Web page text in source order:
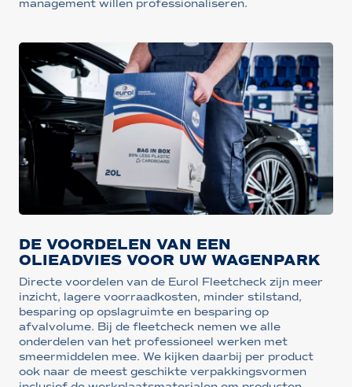
management willen professionaliseren.
DE VOORDELEN VAN EEN
OLIEADVIES VOOR UW WAGENPARK
Directe voordelen van de Eurol Fleetcheck zijn meer
inzicht, lagere voorraadkosten, minder stilstand,
besparing op opslagruimte en besparing op
afvalvolume. Bij de fleetcheck nemen we alle
onderdelen van het professioneel werken met
smeermiddelen mee. We kijken daarbij per product
ook naar de meest geschikte verpakkingsvormen